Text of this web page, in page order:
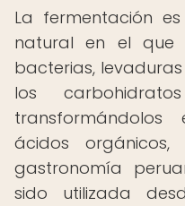
La fermentación
natural en el que
bacterias,
los
ácidos
gastronomía
sido utilizada